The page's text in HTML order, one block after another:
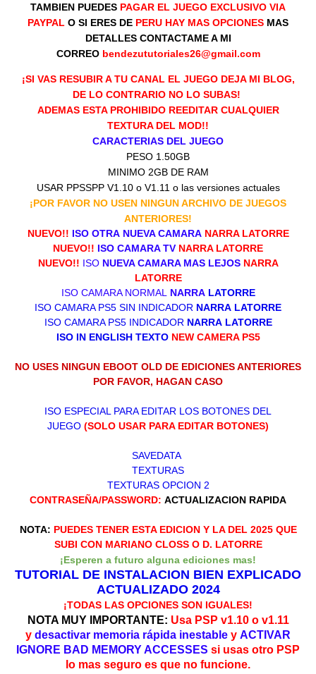
TAMBIEN PUEDES PAGAR EL JUEGO EXCLUSIVO VIA
PAYPAL O SI ERES DE PERU HAY MAS OPCIONES MAS
DETALLES CONTACTAME A MI
CORREO bendezututoriales26@gmail.com
¡SI VAS RESUBIR A TU CANAL EL JUEGO DEJA MI BLOG,
DE LO CONTRARIO NO LO SUBAS!
ADEMAS ESTA PROHIBIDO REEDITAR CUALQUIER
TEXTURA DEL MOD!!
CARACTERIAS DEL JUEGO
PESO 1.50GB
MINIMO 2GB DE RAM
USAR PPSSPP V1.10 o V1.11 o las versiones actuales
¡POR FAVOR NO USEN NINGUN ARCHIVO DE JUEGOS
ANTERIORES!
NUEVO!! ISO OTRA NUEVA CAMARA NARRA LATORRE
NUEVO!! ISO CAMARA TV NARRA LATORRE
NUEVO!! ISO NUEVA CAMARA MAS LEJOS NARRA
LATORRE
ISO CAMARA NORMAL NARRA LATORRE
ISO CAMARA PS5 SIN INDICADOR NARRA LATORRE
ISO CAMARA PS5 INDICADOR NARRA LATORRE
ISO IN ENGLISH TEXTONEW CAMERA PS5
NO USES NINGUN EBOOT OLD DE EDICIONES ANTERIORES
POR FAVOR, HAGAN CASO
ISO ESPECIAL PARA EDITAR LOS BOTONES DEL
JUEGO (SOLO USAR PARA EDITAR BOTONES)
SAVEDATA
TEXTURAS
TEXTURAS OPCION 2
CONTRASEÑA/PASSWORD: ACTUALIZACION RAPIDA
NOTA: PUEDES TENER ESTA EDICION Y LA DEL 2025 QUE
SUBI CON MARIANO CLOSS O D. LATORRE
¡Esperen a futuro alguna ediciones mas!
TUTORIAL DE INSTALACION BIEN EXPLICADO
ACTUALIZADO 2024
¡TODAS LAS OPCIONES SON IGUALES!
NOTA MUY IMPORTANTE: Usa PSP v1.10 o v1.11
y desactivar memoria rápida inestable y ACTIVAR
IGNORE BAD MEMORY ACCESSES si usas otro PSP
lo mas seguro es que no funcione.